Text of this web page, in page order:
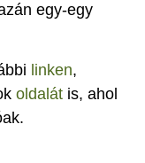
egy-egy
linken,
oldalát is, ahol